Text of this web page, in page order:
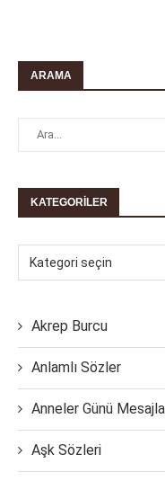
ARAMA
KATEGORILER
Akrep Burcu
Anlamlı Sözler
Anneler Günü
Aşk Sözleri